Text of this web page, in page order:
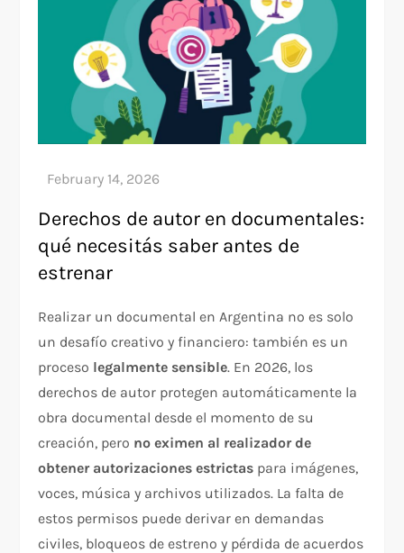
Derechos de autor en documentales:
qué necesitás saber antes de
estrenar
Realizar un documental en Argentina no es solo
un desafío creativo y financiero: también es un
proceso legalmente sensible. En 2026, los
derechos de autor protegen automáticamente la
obra documental desde el momento de su
creación, pero no eximen al realizador de
obtener autorizaciones estrictas para imágenes,
voces, música y archivos utilizados. La falta de
estos permisos puede derivar en demandas
civiles, bloqueos de estreno y pérdida de acuerdos